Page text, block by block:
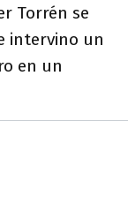
Torrén se
intervino un
en un